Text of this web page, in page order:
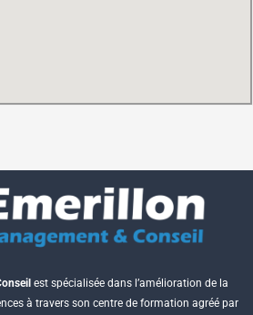
est spécialisée dans l’amélioration de la
à travers son centre de formation agréé par